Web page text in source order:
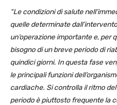
“Le condizioni di salute
quelle determinate
un’operazione importante e, per
bisogno di un breve periodo di
quindici giorni. In questa fase
le principali funzioni
cardiache. Si controlla il ritmo
periodo è piuttosto frequente la